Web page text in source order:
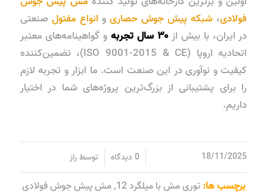
فولادی، شبکه پیش جوش حصاریو انواع مفتول صنعتی
در ایران، با بیش از۳۰ سال تجربه
و گواهینامه‌های معتبر
اتحادیه اروپا (ISO 9001-2015 & CE)، تضمین‌کننده
کیفیت و نوآوری در این صنعت است. ما ابزار و تجربه لازم
را برای پشتیبانی از بزرگ‌ترین پروژه‌های شما در اختیار
داریم.
18/11/2025 0 دیدگاه توسطراز
برچسب ها: توری مش با میلگرد 12 ,مش پیش جوش فولادی